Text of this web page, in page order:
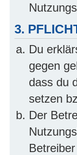
3.
Du
gegen
dass du
setzen
Der